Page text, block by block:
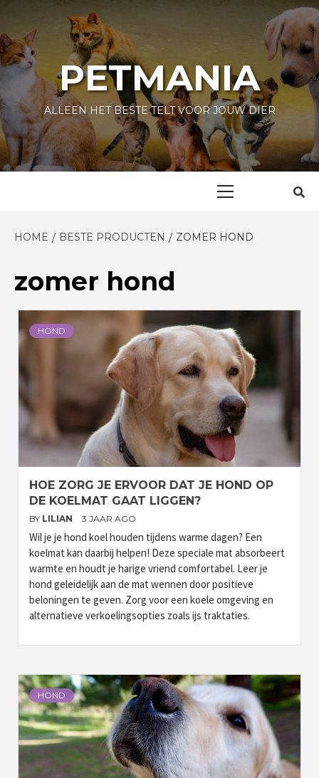
content
PETMANIA
ALLEEN HET BESTE TELT VOOR JOUW DIER
HOME BESTE PRODUCTEN ZOMER HOND
zomer hond
HOND
HOE ZORG JE ERVOOR DAT JE HOND OP
DE KOELMAT GAAT LIGGEN?
BY LILIAN 3 JAAR AGO
Wil je je hond koel houden tijdens warme dagen? Een
koelmat kan daarbij helpen! Deze speciale mat absorbeert
warmte en houdt je harige vriend comfortabel. Leer je
hond geleidelijk aan de mat wennen door positieve
beloningen te geven. Zorg voor een koele omgeving en
alternatieve verkoelingsopties zoals ijs traktaties.
HOND